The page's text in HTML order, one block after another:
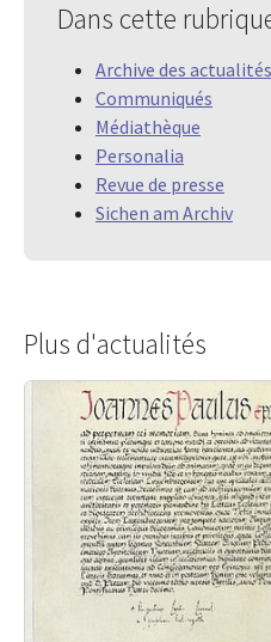
Dans cette
Archive des actualités
Communiqués
Médiathèque
Personalia
Revue de presse
Sichen am Archiv
Plus d'actualités